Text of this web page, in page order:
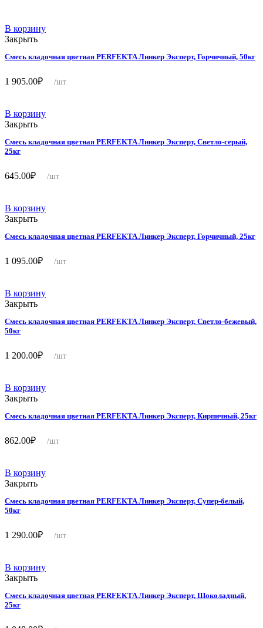
В корзину
Закрыть
Смесь кладочная цветная PERFEKTA Линкер Эксперт, Горчичный, 50кг
1 905.00₽ /шт
В корзину
Закрыть
Смесь кладочная цветная PERFEKTA Линкер Эксперт, Светло-серый,
25кг
645.00₽ /шт
В корзину
Закрыть
Смесь кладочная цветная PERFEKTA Линкер Эксперт, Горчичный, 25кг
1 095.00₽ /шт
В корзину
Закрыть
Смесь кладочная цветная PERFEKTA Линкер Эксперт, Светло-бежевый,
50кг
1 200.00₽ /шт
В корзину
Закрыть
Смесь кладочная цветная PERFEKTA Линкер Эксперт, Кирпичный, 25кг
862.00₽ /шт
В корзину
Закрыть
Смесь кладочная цветная PERFEKTA Линкер Эксперт, Супер-белый,
50кг
1 290.00₽ /шт
В корзину
Закрыть
Смесь кладочная цветная PERFEKTA Линкер Эксперт, Шоколадный,
25кг